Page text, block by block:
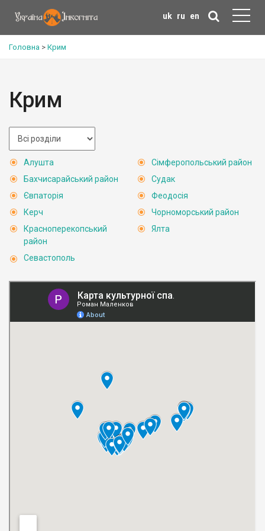
uk ru en
Головна > Крим
Крим
Алушта
Бахчисарайський район
Євпаторія
Керч
Красноперекопський
район
Севастополь
Сімферопольський район
Судак
Феодосія
Чорноморський район
Ялта